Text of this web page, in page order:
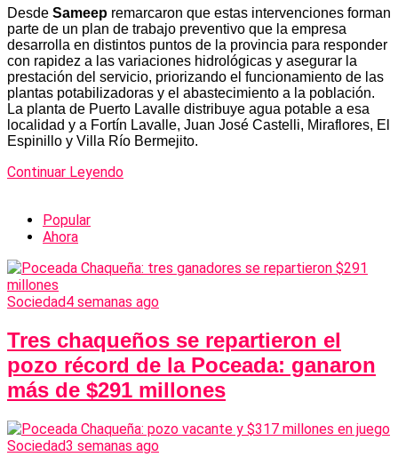
Desde Sameep remarcaron que estas intervenciones forman
parte de un plan de trabajo preventivo que la empresa
desarrolla en distintos puntos de la provincia para responder
con rapidez a las variaciones hidrológicas y asegurar la
prestación del servicio, priorizando el funcionamiento de las
plantas potabilizadoras y el abastecimiento a la población.
La planta de Puerto Lavalle distribuye agua potable a esa
localidad y a Fortín Lavalle, Juan José Castelli, Miraflores, El
Espinillo y Villa Río Bermejito.
Continuar Leyendo
Popular
Ahora
Sociedad4 semanas ago
Tres chaqueños se repartieron el
pozo récord de la Poceada: ganaron
más de $291 millones
Sociedad3 semanas ago